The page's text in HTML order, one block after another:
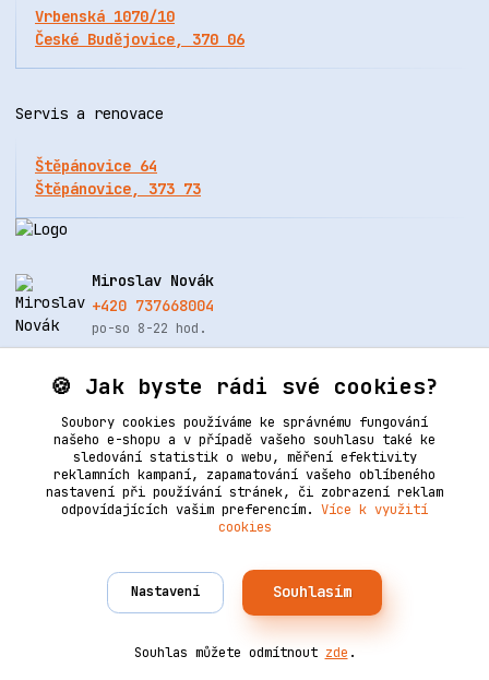
Vrbenská 1070/10
České Budějovice, 370 06
Servis a renovace
Štěpánovice 64
Štěpánovice, 373 73
Miroslav Novák
+420 737668004
po-so 8-22 hod.
info@renovacekuze.cz
2006–2025 © Ledertechnik | Všechna práva vyhrazena. Design
Empiredesign nakódovalOndřejDvořák.com
Vytvořeno na Eshop-rychle.cz
🍪 Jak byste rádi své cookies?
Soubory cookies používáme ke správnému fungování
našeho e-shopu a v případě vašeho souhlasu také ke
sledování statistik o webu, měření efektivity
reklamních kampaní, zapamatování vašeho oblíbeného
nastavení při používání stránek, či zobrazení reklam
odpovídajících vašim preferencím. Více k využití
cookies
Nastavení Souhlasím
Souhlas můžete odmítnout zde .